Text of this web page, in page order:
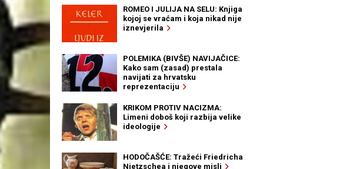
ROMEO I JULIJA NA SELU: Knjiga
kojoj se vraćam i koja nikad nije
iznevjerila
POLEMIKA (BIVŠE) NAVIJAČICE:
Kako sam (zasad) prestala
navijati za hrvatsku
reprezentaciju
KRIKOM PROTIV NACIZMA:
Limeni doboš koji razbija velike
ideologije
HODOČAŠĆE: Tražeći Friedricha
Nietzschea i njegove misli